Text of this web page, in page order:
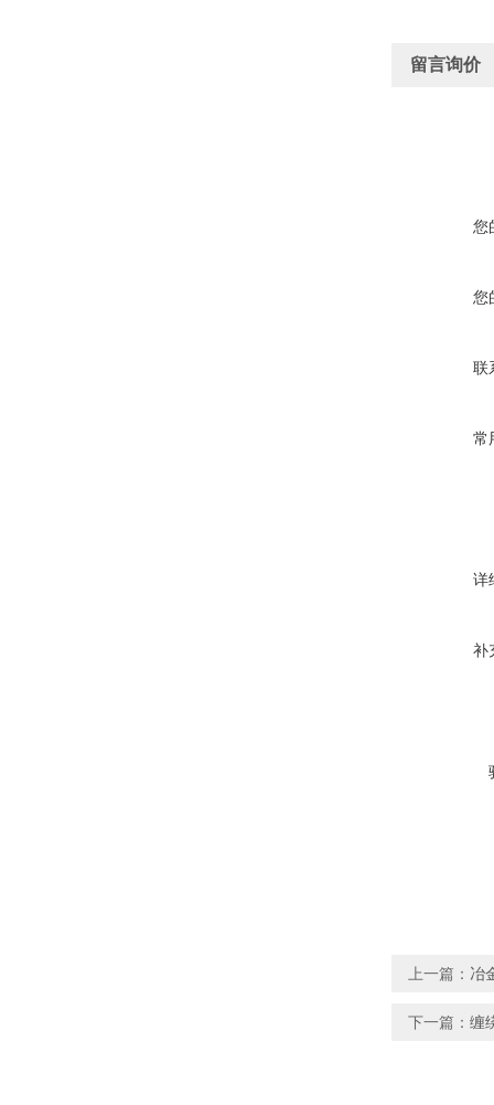
留言询价
您
您
联
常
详
补
上一篇： 冶
下一篇： 缠